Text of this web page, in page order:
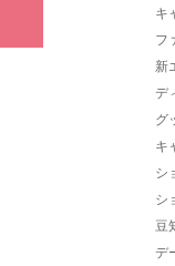
キ
フ
新
デ
グ
キ
シ
シ
豆
デ